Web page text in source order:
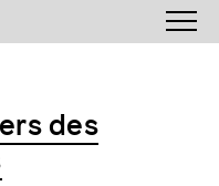
des